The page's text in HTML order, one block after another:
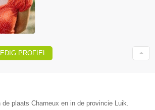
PROFIEL
plaats Charneux en in de provincie Luik.